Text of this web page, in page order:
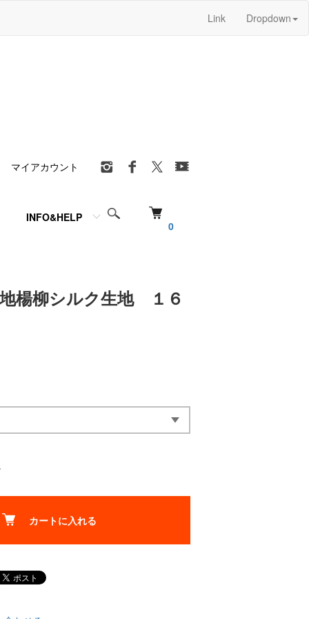
Link Dropdown
0
INFO&HELP
マイアカウント
楊柳シルク生地 １６
カートに入れる